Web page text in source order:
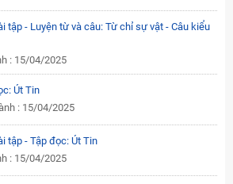
tập - Luyện từ và câu: Từ chỉ sự vật - Câu kiểu
: 15/04/2025
Út Tin
: 15/04/2025
tập - Tập đọc: Út Tin
: 15/04/2025